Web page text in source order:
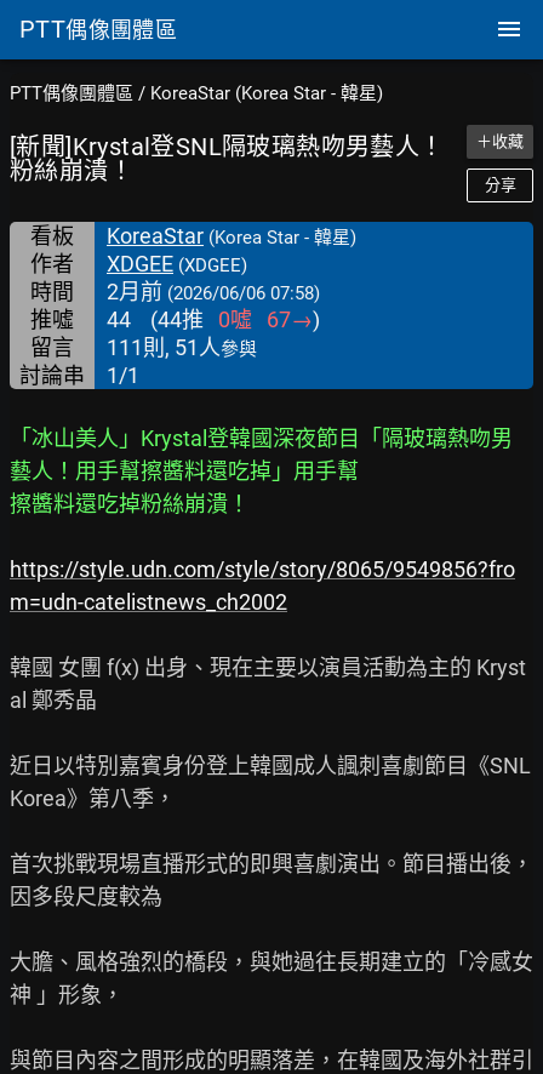
PTT偶像團體區
PTT偶像團體區 / KoreaStar (Korea Star - 韓星)
[新聞]Krystal登SNL隔玻璃熱吻男藝人！
粉絲崩潰！
＋收藏
分享
看板 KoreaStar (Korea Star - 韓星)
作者 XDGEE (XDGEE)
時間 2月前 (2026/06/06 07:58)
推噓 44 (44推 0噓 67→)
留言
111則, 51人參與
討論串 1/1
「冰山美人」Krystal登韓國深夜節目「隔玻璃熱吻男
藝人！用手幫擦醬料還吃掉」用手幫
擦醬料還吃掉粉絲崩潰！
https://style.udn.com/style/story/8065/9549856?fro
m=udn-catelistnews_ch2002
韓國 女團 f(x) 出身、現在主要以演員活動為主的 Kryst
al 鄭秀晶
近日以特別嘉賓身份登上韓國成人諷刺喜劇節目《SNL
Korea》第八季，
首次挑戰現場直播形式的即興喜劇演出。節目播出後，
因多段尺度較為
大膽、風格強烈的橋段，與她過往長期建立的「冷感女
神 」形象，
與節目內容之間形成的明顯落差，在韓國及海外社群引